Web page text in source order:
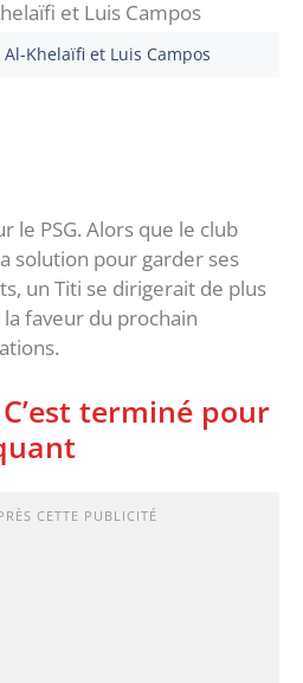
Khelaïfi et Luis Campos
le PSG. Alors que le club
solution pour garder ses
un Titi se dirigerait de plus
faveur du prochain
terminé pour
CETTE PUBLICITÉ